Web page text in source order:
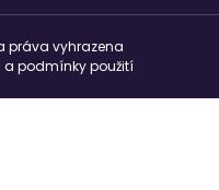
práva vyhrazena
a podmínky použití